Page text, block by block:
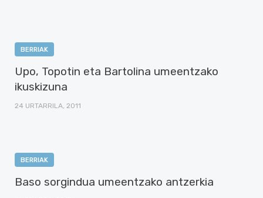
BERRIAK
Upo, Topotin eta Bartolina umeentzako
ikuskizuna
24 URTARRILA, 2011
BERRIAK
Baso sorgindua umeentzako antzerkia